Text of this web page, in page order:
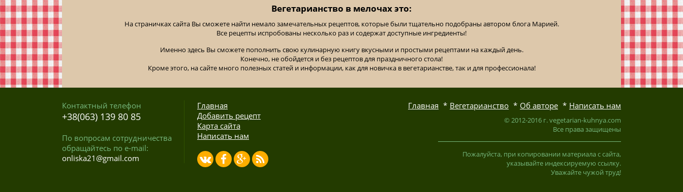
Вегетарианство в мелочах это:
На страничках сайта Вы сможете найти немало замечательных рецептов, которые были тщательно подобраны автором блога Марией.
Все рецепты испробованы несколько раз и содержат доступные ингредиенты!
Именно здесь Вы сможете пополнить свою кулинарную книгу вкусными и простыми рецептами на каждый день.
Конечно, не обойдется и без рецептов для праздничного стола!
Кроме этого, на сайте много полезных статей и информации, как для новичка в вегетарианстве, так и для профессионала!
Контактный телефон
+38(063) 139 80 85
По вопросам сотрудничества
обращайтесь по e-mail:
onliska21@gmail.com
Главная
Добавить рецепт
Карта сайта
Написать нам
Главная Вегетарианство Об авторе Написать нам
© 2012-2016 г. vegetarian-kuhnya.com
Все права защищены
Пожалуйста, при копировании материала с сайта,
указывайте индексируемую ссылку.
Уважайте чужой труд!